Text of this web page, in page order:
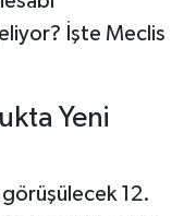
İşte Meclis
Yeni
12.